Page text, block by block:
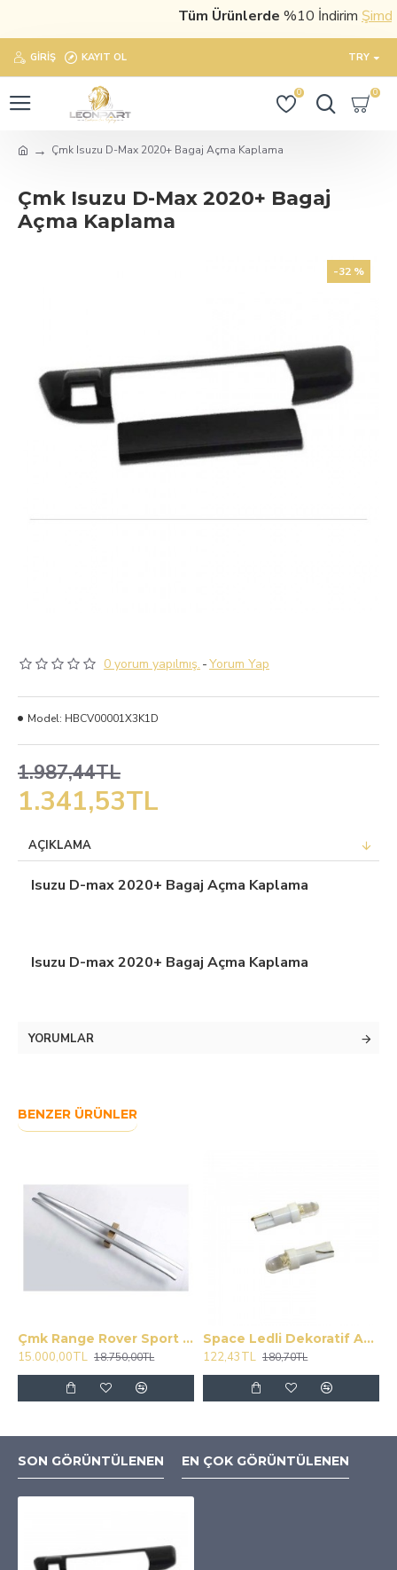
Tüm Ürünlerde%10 İndirimŞimdi
GIRIŞ KAYIT OL TRY
0 0
Çmk Isuzu D-Max 2020+ Bagaj Açma Kaplama
Çmk Isuzu D-Max 2020+ Bagaj
Açma Kaplama
-32 %
0 yorum yapılmış. -Yorum Yap
1.341,53TL
1.987,44TL
Model: HBCV00001X3K1D
AÇIKLAMA
Isuzu D-max 2020+ Bagaj Açma Kaplama
Isuzu D-max 2020+ Bagaj Açma Kaplama
YORUMLAR
BENZER ÜRÜNLER
Çmk Range Rover Sport Tavan Çıtası 2013-2018
15.000,00TL 18.750,00TL
Space Ledli Dekoratif Ampul T5 Beyaz 12V / LAAM166
122,43TL 180,70TL
SON GÖRÜNTÜLENEN EN ÇOK GÖRÜNTÜLENEN